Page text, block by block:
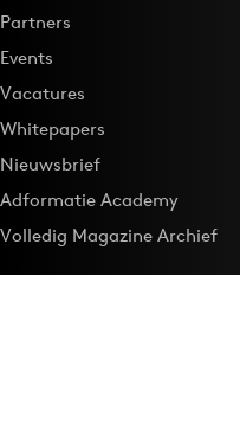
Partners
Events
Vacatures
Whitepapers
Nieuwsbrief
Adformatie Academy
Volledig Magazine Archief